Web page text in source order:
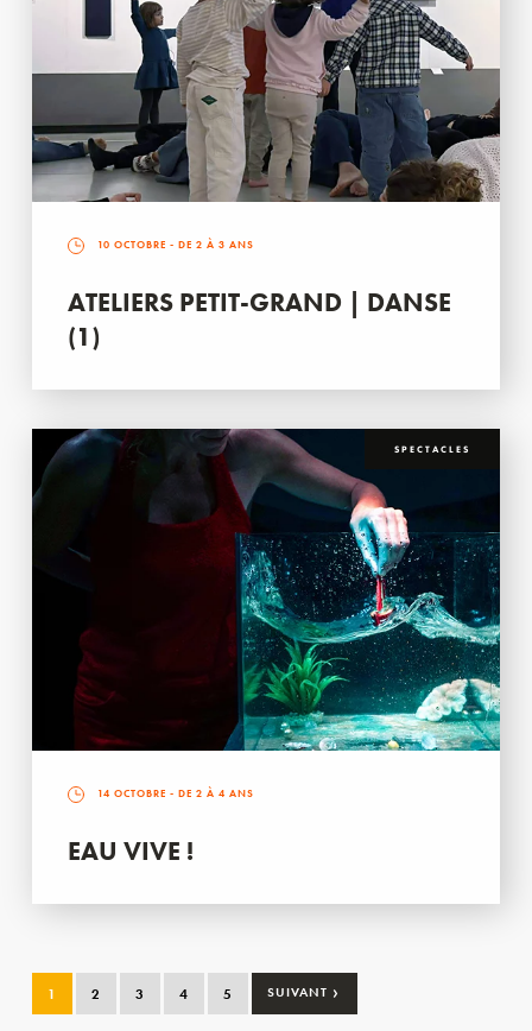
10 OCTOBRE - DE 2 À 3 ANS
ATELIERS PETIT-GRAND | DANSE
(1)
SPECTACLES
14 OCTOBRE - DE 2 À 4 ANS
EAU VIVE !
1 2 3 4 5 SUIVANT ›